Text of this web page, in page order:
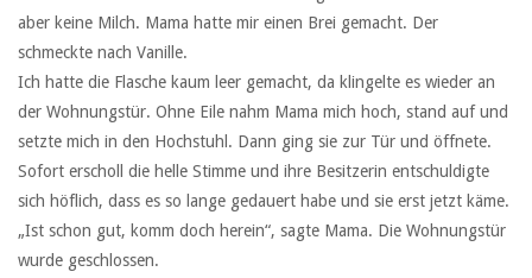
aber keine Milch. Mama hatte mir einen Brei gemacht. Der
schmeckte nach Vanille.
Ich hatte die Flasche kaum leer gemacht, da klingelte es wieder an
der Wohnungstür. Ohne Eile nahm Mama mich hoch, stand auf und
setzte mich in den Hochstuhl. Dann ging sie zur Tür und öffnete.
Sofort erscholl die helle Stimme und ihre Besitzerin entschuldigte
sich höflich, dass es so lange gedauert habe und sie erst jetzt käme.
„Ist schon gut, komm doch herein“, sagte Mama. Die Wohnungstür
wurde geschlossen.